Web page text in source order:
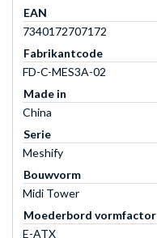
EAN
7340172707172
Fabrikantcode
FD-C-MES3A-02
Made in
China
Serie
Meshify
Bouwvorm
Midi Tower
Moederbord vormfactor
E-ATX